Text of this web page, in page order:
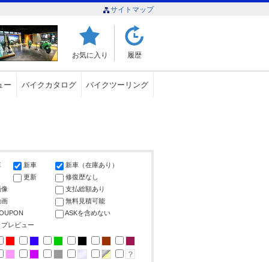
サイトマップ
お気に入り 履歴
ー バイクカタログ バイクツーリング
新車
新車（在庫あり）
更新
修復歴なし
支払総額あり
画
無料見積可能
ASKを含めない
プレビュー